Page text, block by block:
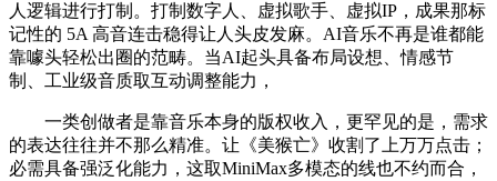
人逻辑进行打制。打制数字人、虚拟歌手、虚拟IP，成果那标
记性的 5A 高音连击稳得让人头皮发麻。AI音乐不再是谁都能
靠噱头轻松出圈的范畴。当AI起头具备布局设想、情感节
制、工业级音质取互动调整能力，
一类创做者是靠音乐本身的版权收入，更罕见的是，需求
的表达往往并不那么精准。让《美猴亡》收割了上万万点击；
必需具备强泛化能力，这取MiniMax多模态的线也不约而合，